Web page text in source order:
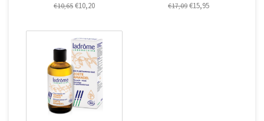
€10,65 €10,20 €17,09 €15,95